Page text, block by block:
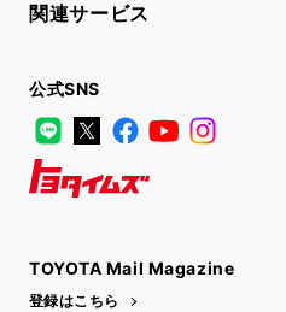
関連サービス
公式SNS
LINE
X FacebookYouTube
TOYOTA Mail Magazine
登録はこちら